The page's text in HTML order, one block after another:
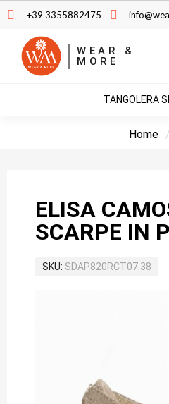
+39 3355882475
WEAR &
MORE
TANGOLERA
Home
ELISA
SCARPE IN
SKU SDAP820RCT07.38